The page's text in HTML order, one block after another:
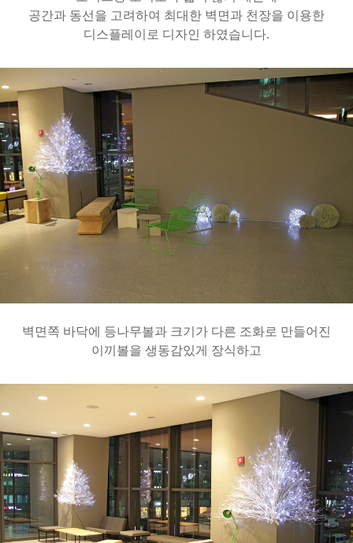
공간과 동선을 고려하여 최대한 벽면과 천장을 이용한
디스플레이로 디자인 하였습니다.
벽면쪽 바닥에 등나무볼과 크기가 다른 조화로 만들어진
이끼볼을 생동감있게 장식하고